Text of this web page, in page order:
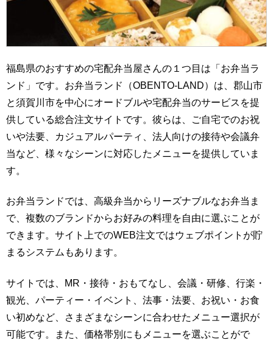
福島県のおすすめの宅配弁当屋さんの１つ目は「お弁当ラ
ンド」です。お弁当ランド（OBENTO-LAND）は、郡山市
と須賀川市を中心にオードブルや宅配弁当のサービスを提
供している総合注文サイトです。彼らは、ご自宅でのお祝
いや法要、カジュアルパーティ、法人向けの接待や会議弁
当など、様々なシーンに対応したメニューを提供していま
す。
お弁当ランドでは、高級弁当からリーズナブルなお弁当ま
で、複数のブランドからお好みの料理を自由に選ぶことが
できます。サイト上でのWEB注文ではウェブポイントが貯
まるシステムもあります。
サイトでは、MR・接待・おもてなし、会議・研修、行楽・
観光、パーティー・イベント、法事・法要、お祝い・お食
い初めなど、さまざまなシーンに合わせたメニュー選択が
可能です。また、価格帯別にもメニューを選ぶことがで